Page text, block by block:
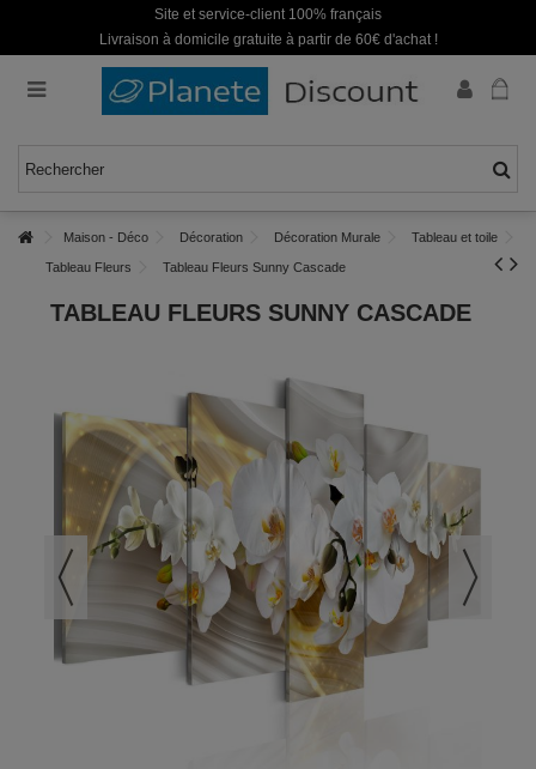
Site et service-client 100% français
Livraison à domicile gratuite à partir de 60€ d'achat !
Maison - Déco Décoration Décoration Murale Tableau et toile
Tableau Fleurs Tableau Fleurs Sunny Cascade
TABLEAU FLEURS SUNNY CASCADE